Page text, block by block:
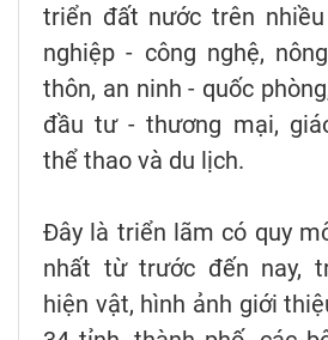
triển đất nước trên
nghiệp - công nghệ,
thôn, an ninh - quốc
đầu tư - thương mại,
thể thao và du lịch.
Đây là triển lãm có quy
nhất từ trước đến nay,
hiện vật, hình ảnh giới